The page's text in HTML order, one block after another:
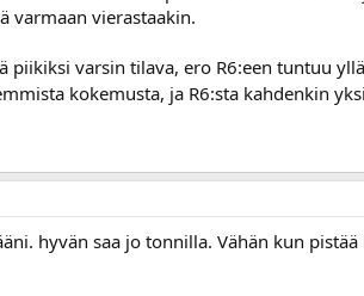
varmaan vierastaakin.
piikiksi varsin tilava, ero R6:een tuntuu
kokemusta, ja R6:sta kahdenkin
hyvän saa jo tonnilla. Vähän kun